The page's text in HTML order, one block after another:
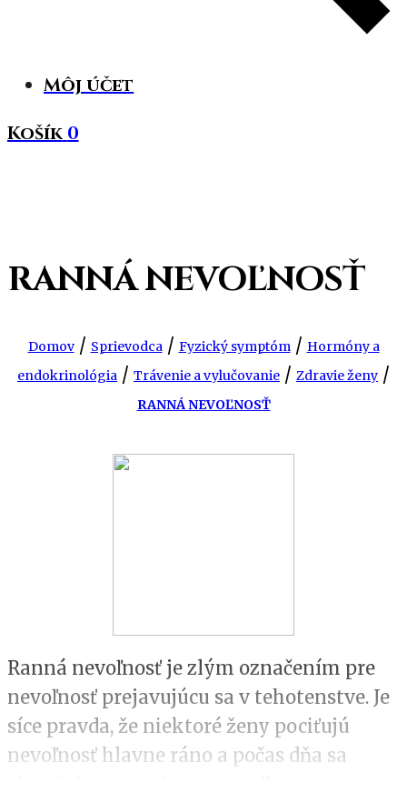
Môj účet
Košík 0
RANNÁ NEVOĽNOSŤ
Domov / Sprievodca / Fyzický symptóm / Hormóny a
endokrinológia / Trávenie a vylučovanie / Zdravie ženy /
RANNÁ NEVOĽNOSŤ
Ranná nevoľnosť je zlým označením pre
nevoľnosť prejavujúcu sa v tehotenstve. Je
síce pravda, že niektoré ženy pociťujú
nevoľnosť hlavne ráno a počas dňa sa